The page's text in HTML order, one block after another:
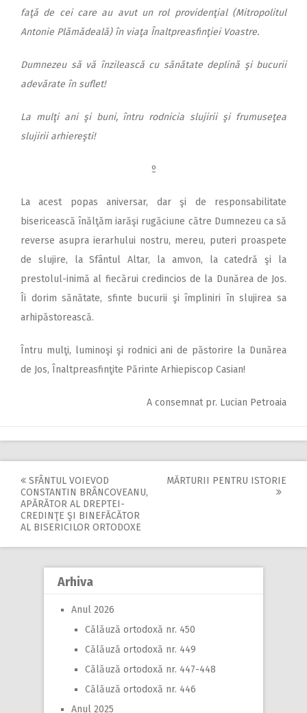
faţă de cei care au avut un rol providenţial (Mitropolitul
Antonie Plămădeală) în viaţa Înaltpreasfinţiei Voastre.
Dumnezeu să vă înzilească cu sănătate deplină şi bucurii
adevărate în suflet!
La mulţi ani şi buni, întru rodnicia slujirii şi frumuseţea
slujirii arhiereşti!
º
La acest popas aniversar, dar şi de responsabilitate
bisericească înălţăm iarăşi rugăciune către Dumnezeu ca să
reverse asupra ierarhului nostru, mereu, puteri proaspete
de slujire, la Sfântul Altar, la amvon, la catedră şi la
prestolul-inimă al fiecărui credincios de la Dunărea de Jos.
Îi dorim sănătate, sfinte bucurii şi împliniri în slujirea sa
arhipăstorească.
Întru mulţi, luminoşi şi rodnici ani de păstorire la Dunărea
de Jos, Înaltpreasfinţite Părinte Arhiepiscop Casian!
A consemnat pr. Lucian Petroaia
Post
navigation
SFÂNTUL VOIEVOD
CONSTANTIN BRÂNCOVEANU,
APĂRĂTOR AL DREPTEI-
CREDINŢE ŞI BINEFĂCĂTOR
AL BISERICILOR ORTODOXE
MĂRTURII PENTRU ISTORIE
Arhiva
Anul 2026
Călăuză ortodoxă nr. 450
Călăuză ortodoxă nr. 449
Călăuză ortodoxă nr. 447-448
Călăuză ortodoxă nr. 446
Anul 2025